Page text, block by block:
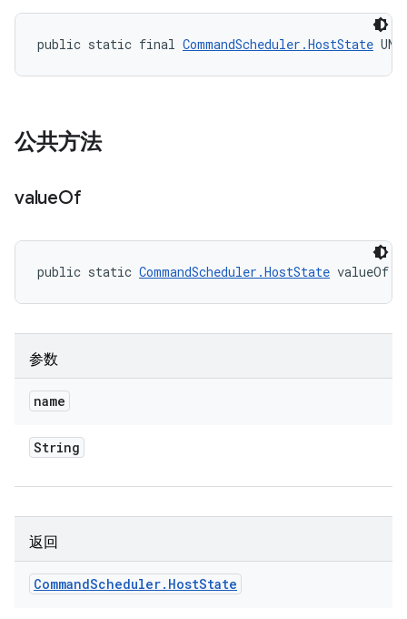
public static final CommandScheduler.HostState
公共方法
valueOf
public static CommandScheduler.HostState valueOf
参数
name
String
返回
CommandScheduler. HostState